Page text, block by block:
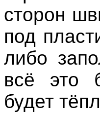
сторон
под
либо
всё это
будет